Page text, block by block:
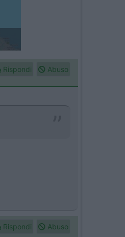
Rispondi Abuso
Rispondi Abuso